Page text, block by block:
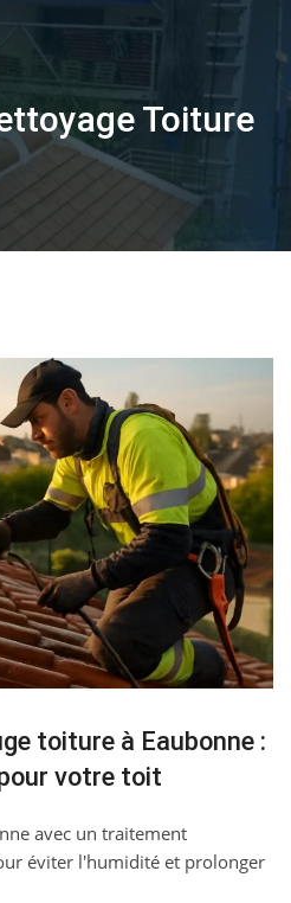
Toiture
toiture à Eaubonne :
votre toit
avec un traitement
éviter l'humidité et prolonger